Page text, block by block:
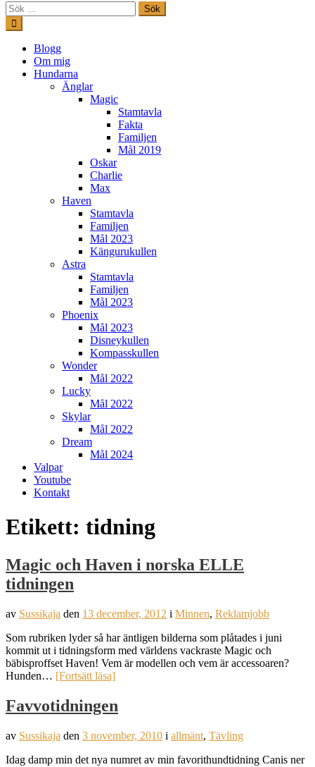
Sök
efter:
Hoppa
till
innehåll
Freestylehundar.se
Blogg
Om mig
Hundarna
Änglar
Magic
Stamtavla
Fakta
Familjen
Mål 2019
Oskar
Charlie
Max
Haven
Stamtavla
Familjen
Mål 2023
Kängurukullen
Astra
Stamtavla
Familjen
Mål 2023
Phoenix
Mål 2023
Disneykullen
Kompasskullen
Wonder
Mål 2022
Lucky
Mål 2022
Skylar
Mål 2022
Dream
Mål 2024
Valpar
Youtube
Kontakt
Etikett: tidning
Magic och Haven i norska ELLE
tidningen
av Sussikaja den 13 december, 2012 i Minnen, Reklamjobb
Som rubriken lyder så har äntligen bilderna som plåtades i juni
kommit ut i tidningsform med världens vackraste Magic och
bäbisproffset Haven! Vem är modellen och vem är accessoaren?
Hunden… [Fortsätt läsa]
Favvotidningen
av Sussikaja den 3 november, 2010 i allmänt, Tävling
Idag damp min det nya numret av min favorithundtidning Canis ner